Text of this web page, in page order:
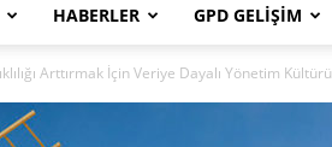
HABERLER GPD GELİŞİM
Arttırmak İçin Veriye Dayalı Yönetim Kültürü